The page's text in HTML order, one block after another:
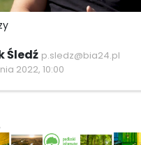
Śledź p.sledz@bia24.pl
2022, 10:00